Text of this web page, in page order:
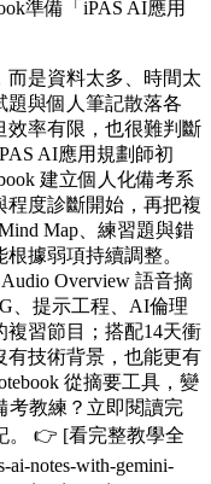
準備「iPAS AI應用
是資料太多、時間太
題與個人筆記散落各
效率有限，也很難判斷
AI應用規劃師初
建立個人化備考系
度診斷開始，再把複
Map、練習題與錯
據弱項持續調整。
Overview 語音摘
、提示工程、AI倫理
習節目；搭配14天衝
有技術背景，也能更有
從摘要工具，變
考教練？立即閱讀完
。 👉 [看完整教學全
ai-notes-with-gemini-